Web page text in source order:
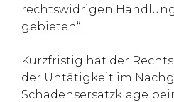
rechtswidrigen
gebieten“.
Kurzfristig hat der
der Untätigkeit im
Schadensersatzklage